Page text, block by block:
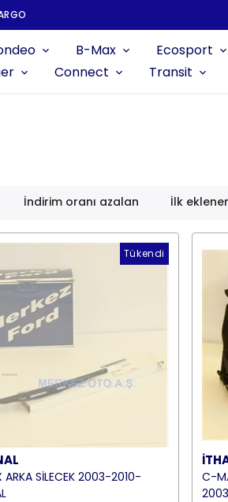
B-Max Ecosport
Connect Transit
İndirim oranı azalan İlk
Tükendi
SİLECEK 2003-2010-
C-